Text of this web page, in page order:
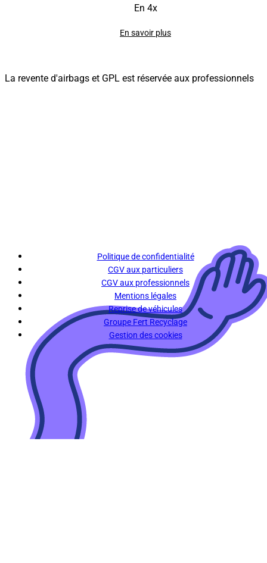
En 4x
En savoir plus
La revente d'airbags et GPL est réservée aux professionnels
Politique de confidentialité
CGV aux particuliers
CGV aux professionnels
Mentions légales
Reprise de véhicules
Groupe Fert Recyclage
Gestion des cookies